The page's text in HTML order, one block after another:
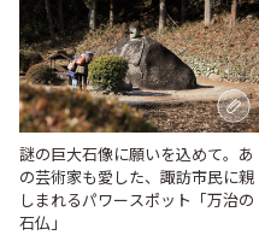
謎の巨大石像に願いを込めて。あ
の芸術家も愛した、諏訪市民に親
しまれるパワースポット「万治の
石仏」